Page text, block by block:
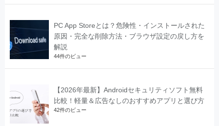
PC App Storeとは？危険性・インストールされた
原因・完全な削除方法・ブラウザ設定の戻し方を
解説
44件のビュー
【2026年最新】Androidセキュリティソフト無料
比較！軽量＆広告なしのおすすめアプリと選び方
42件のビュー